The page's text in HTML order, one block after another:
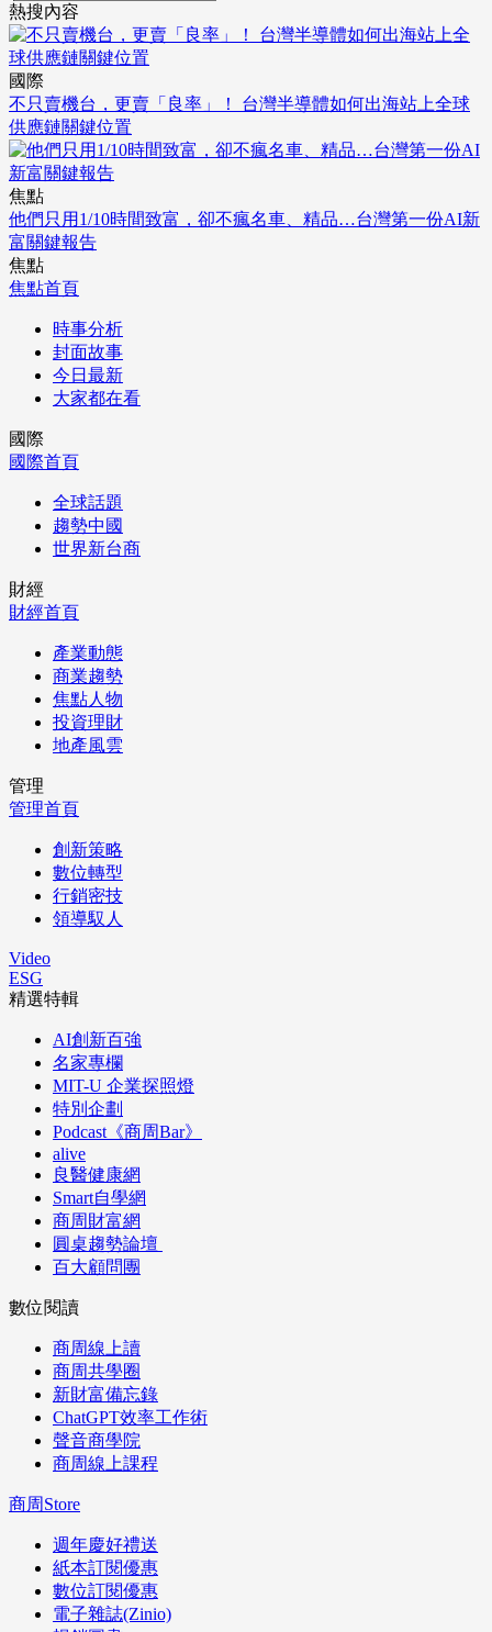
熱搜內容
國際
不只賣機台，更賣「良率」！ 台灣半導體如何出海站上全球
供應鏈關鍵位置
焦點
他們只用1/10時間致富，卻不瘋名車、精品…台灣第一份AI新
富關鍵報告
焦點
焦點首頁
時事分析
封面故事
今日最新
大家都在看
國際
國際首頁
全球話題
趨勢中國
世界新台商
財經
財經首頁
產業動態
商業趨勢
焦點人物
投資理財
地產風雲
管理
管理首頁
創新策略
數位轉型
行銷密技
領導馭人
Video
ESG
精選特輯
AI創新百強
名家專欄
MIT-U 企業探照燈
特別企劃
Podcast《商周Bar》
alive
良醫健康網
Smart自學網
商周財富網
圓桌趨勢論壇
百大顧問團
數位閱讀
商周線上讀
商周共學圈
新財富備忘錄
ChatGPT效率工作術
聲音商學院
商周線上課程
商周Store
週年慶好禮送
紙本訂閱優惠
數位訂閱優惠
電子雜誌(Zinio)